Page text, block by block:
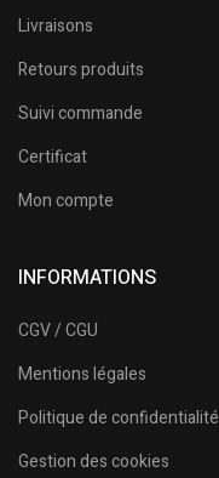
Livraisons
Retours produits
Suivi commande
Certificat
Mon compte
INFORMATIONS
CGV / CGU
Mentions légales
Politique de confidentialité
Gestion des cookies